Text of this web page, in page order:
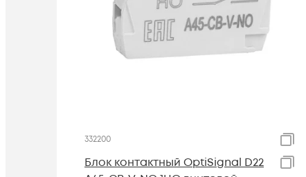
332200
Блок контактный OptiSignal D22